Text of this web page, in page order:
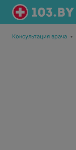
Консультация врача •